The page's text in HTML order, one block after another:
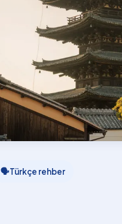
🗣Türkçe rehber